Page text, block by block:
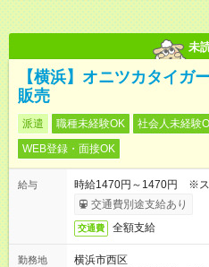
未
【横浜】オニツカタイ
販売
派遣 職種未経験OK 社会人未経験
WEB登録・面接OK
給与
時給1470円～1470円 ※ス
交通費別途支給あり
交通費 全額支給
勤務地
横浜市西区